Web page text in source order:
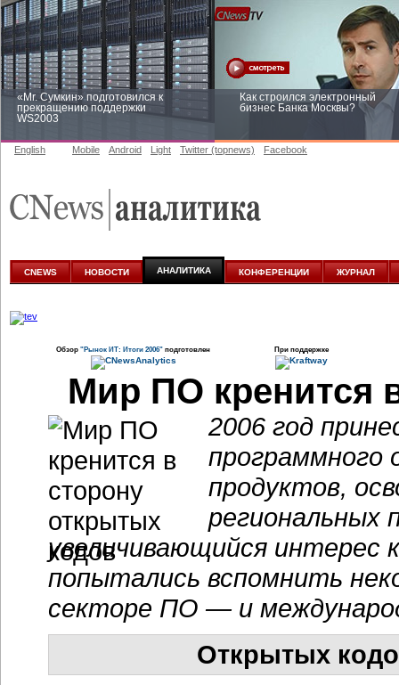
«Mr. Сумкин» подготовился к
прекращению поддержки
WS2003
Как строился электронный
бизнес Банка Москвы?
аналитике
English Mobile Android Light Twitter (topnews) Facebook
CNEWS НОВОСТИ АНАЛИТИКА КОНФЕРЕНЦИИ ЖУРНАЛ
Обзор "Рынок ИТ: Итоги 2006" подготовлен При поддержке
Мир ПО кренится
2006 год
программного
продуктов,
региональных
увеличивающийся
попытались вспомнить
секторе ПО — и
Открытых